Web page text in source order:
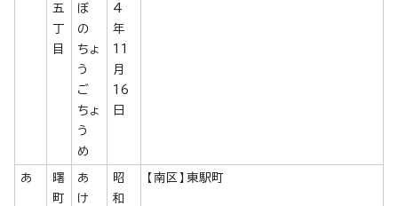
五
丁
目
ぼ
の
ちょ
う
ご
ちょ
う
め
4
年
11
月
16
日
あ
曙
町
あ
け
昭
和
【南区】東駅町